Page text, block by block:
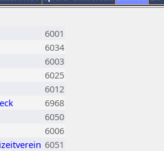
6001
6034
6003
6025
6012
6968
6050
6006
6051